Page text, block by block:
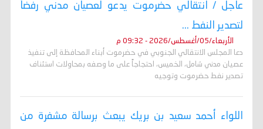
عاجل / انتقالي حضرموت يدعو لعصيان مدني رفضاً
لتصدير النفط ...
الأربعاء/05/أغسطس/2026 - 09:32 م
دعا المجلس الانتقالي الجنوبي في حضرموت أبناء المحافظة إلى تنفيذ
عصيان مدني شامل، الخميس، احتجاجاً على ما وصفه بمحاولات استئناف
تصدير نفط حضرموت وتوجيه
اللواء أحمد سعيد بن بريك يبعث برسالة مشفرة من